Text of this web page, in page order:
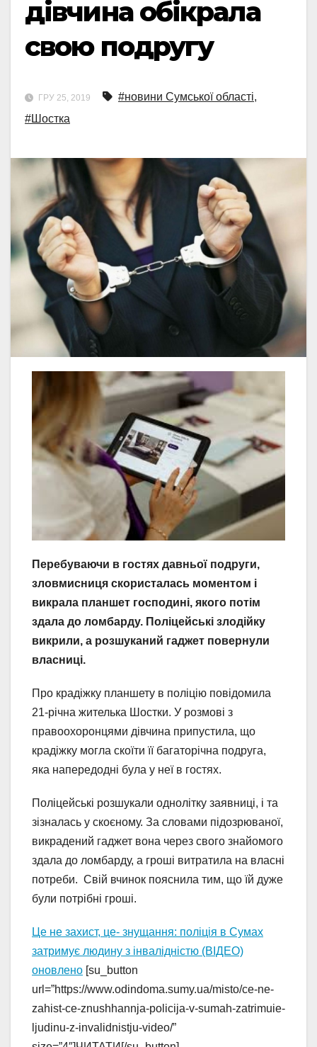
дівчина обікрала
свою подругу
ГРУ 25, 2019 #новини Сумської області,
#Шостка
Перебуваючи в гостях давньої подруги,
зловмисниця скористалась моментом і
викрала планшет господині, якого потім
здала до ломбарду. Поліцейські злодійку
викрили, а розшуканий гаджет повернули
власниці.
Про крадіжку планшету в поліцію повідомила
21-річна жителька Шостки. У розмові з
правоохоронцями дівчина припустила, що
крадіжку могла скоїти її багаторічна подруга,
яка напередодні була у неї в гостях.
Поліцейські розшукали однолітку заявниці, і та
зізналась у скоєному. За словами підозрюваної,
викрадений гаджет вона через свого знайомого
здала до ломбарду, а гроші витратила на власні
потреби. Свій вчинок пояснила тим, що їй дуже
були потрібні гроші.
Це не захист, це- знущання: поліція в Сумах
затримує людину з інвалідністю (ВІДЕО)
оновлено [su_button
url=”https://www.odindoma.sumy.ua/misto/ce-ne-
zahist-ce-znushhannja-policija-v-sumah-zatrimuie-
ljudinu-z-invalidnistju-video/”